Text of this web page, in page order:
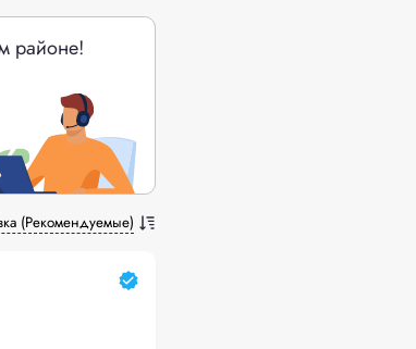
районе!
(Рекомендуемые)